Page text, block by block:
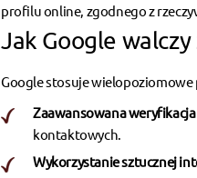
profilu online, zgodnego z
Jak Google
Google stosuje wielopoziomowe
Zaawansowana weryfikacja
kontaktowych.
Wykorzystanie sztucznej